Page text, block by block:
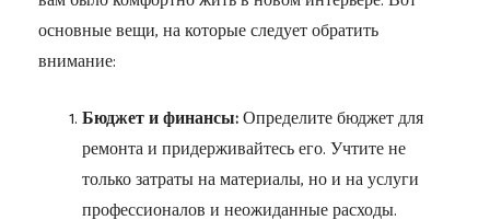
основные вещи, на которые следует обратить
внимание:
Бюджет и финансы:Определите бюджет для
ремонта и придерживайтесь его. Учтите не
только затраты на материалы, но и на услуги
профессионалов и неожиданные расходы.